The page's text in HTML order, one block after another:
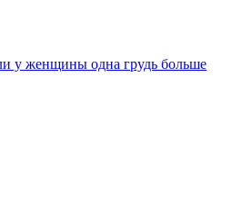
у женщины одна грудь больше